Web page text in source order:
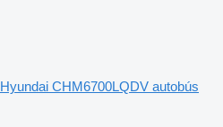
Hyundai CHM6700LQDV autobús